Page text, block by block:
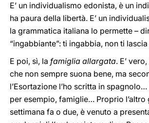
E’ un individualismo edonista, è un
ha paura della libertà. E’ un
la grammatica italiana lo permette –
“ingabbiante”: ti ingabbia, non ti
E poi, sì, la famiglia allargata. E’
che non sempre suona bene, ma
l’Esortazione l’ho scritta in
per esempio, famiglie… Proprio l’altro
settimana fa o due, è venuto a